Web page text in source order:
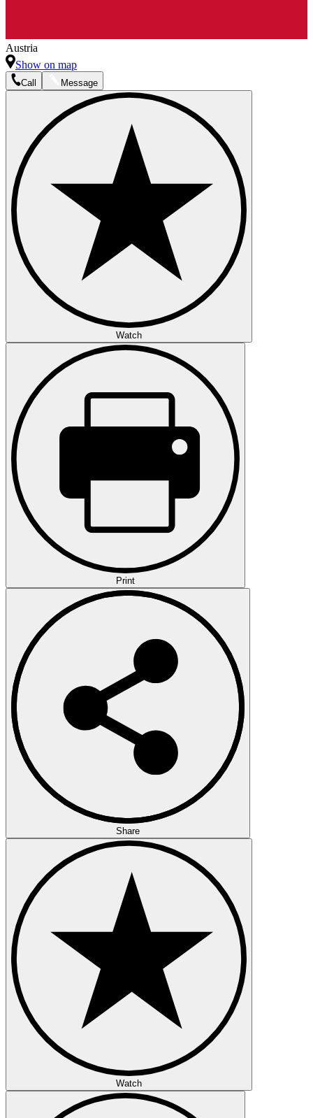
Austria
Show on map
Call Message
Watch
Print
Share
Watch